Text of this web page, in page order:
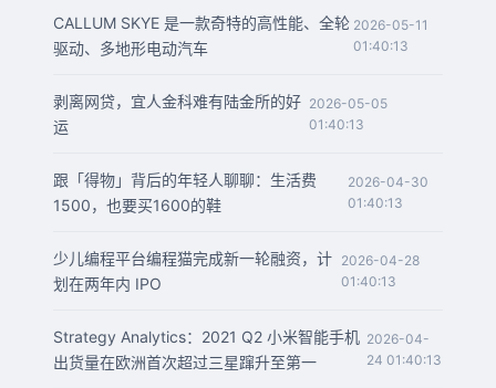
CALLUM SKYE 是一款奇特的高性能、全轮
驱动、多地形电动汽车
2026-05-11
01:40:13
剥离网贷，宜人金科难有陆金所的好
运
2026-05-05
01:40:13
跟「得物」背后的年轻人聊聊：生活费
1500，也要买1600的鞋
2026-04-30
01:40:13
少儿编程平台编程猫完成新一轮融资，计
划在两年内 IPO
2026-04-28
01:40:13
Strategy Analytics：2021 Q2 小米智能手机
出货量在欧洲首次超过三星蹿升至第一
2026-04-
24 01:40:13